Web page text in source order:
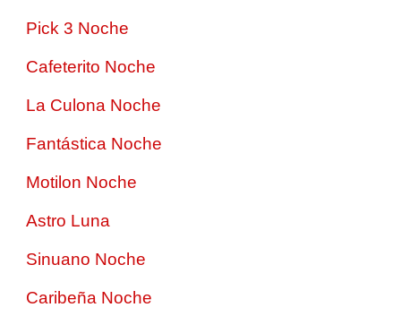
Pick 3 Noche
Cafeterito Noche
La Culona Noche
Fantástica Noche
Motilon Noche
Astro Luna
Sinuano Noche
Caribeña Noche